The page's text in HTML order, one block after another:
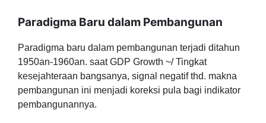
Paradigma Baru dalam Pembangunan
Paradigma baru dalam pembangunan terjadi ditahun
1950an-1960an. saat GDP Growth ~/ Tingkat
kesejahteraan bangsanya, signal negatif thd. makna
pembangunan ini menjadi koreksi pula bagi indikator
pembangunannya.